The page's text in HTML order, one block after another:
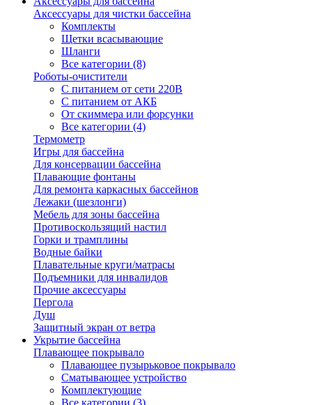
Аксессуары для чистки бассейна
Комплекты
Щетки всасывающие
Шланги
Все категории (8)
Роботы-очистители
С питанием от сети 220В
С питанием от АКБ
От скиммера или форсунки
Все категории (4)
Термометр
Игры для бассейна
Для консервации бассейна
Плавающие фонтаны
Для ремонта каркасных бассейнов
Лежаки (шезлонги)
Мебель для зоны бассейна
Противоскользящий настил
Горки и трамплины
Водные байки
Плавательные круги/матрасы
Подъемники для инвалидов
Прочие аксессуары
Пергола
Душ
Защитный экран от ветра
Укрытие бассейна
Плавающее покрывало
Плавающее пузырьковое покрывало
Сматывающее устройство
Комплектующие
Все категории (3)